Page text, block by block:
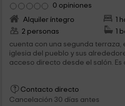
0 opiniones
Alquiler íntegro
1
2 personas
1
cuenta con una segunda terraza,
iglesia del pueblo y sus alrededores. La habitación
acceso directo desde el salón. Es
Contacto directo
Cancelación 30 días antes